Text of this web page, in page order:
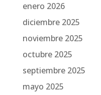
enero 2026
diciembre 2025
noviembre 2025
octubre 2025
septiembre 2025
mayo 2025